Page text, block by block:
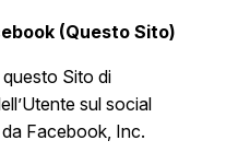
(Questo Sito)
Sito di
sul social
Facebook, Inc.